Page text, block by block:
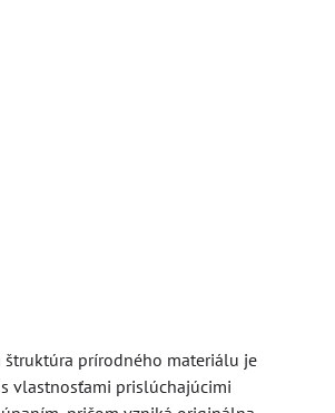
štruktúra prírodného materiálu je
vlastnosťami prislúchajúcimi